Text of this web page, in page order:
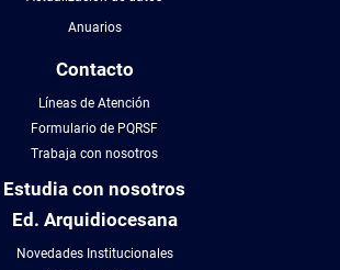
Anuarios
Contacto
Líneas de Atención
Formulario de PQRSF
Trabaja con nosotros
Estudia con nosotros
Ed. Arquidiocesana
Novedades Institucionales